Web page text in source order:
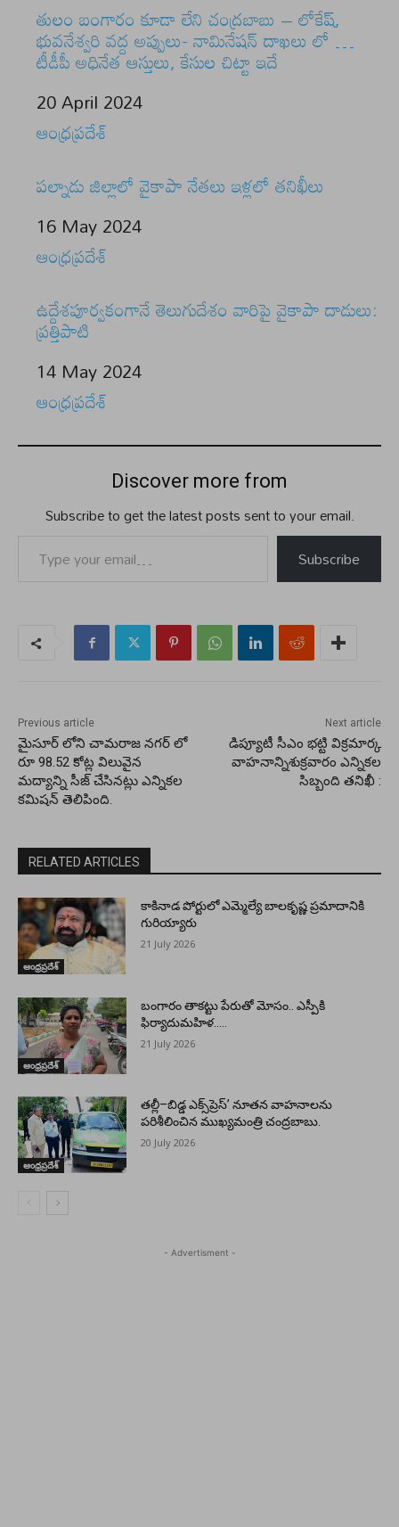
తులం బంగారం కూడా లేని చంద్రబాబు – లోకేష్‌,
భువనేశ్వరి వద్ద అప్పులు- నామినేషన్ దాఖలు లో …
టీడీపీ అధినేత ఆస్తులు, కేసుల చిట్టా ఇదే
Date
20 April 2024
In relation to
ఆంధ్రప్రదేశ్
పల్నాడు జిల్లాలో వైకాపా నేతలు ఇళ్లలో తనిఖీలు
Date
16 May 2024
In relation to
ఆంధ్రప్రదేశ్
ఉద్దేశపూర్వకంగానే తెలుగుదేశం వారిపై వైకాపా దాడులు:
ప్రత్తిపాటి
Date
14 May 2024
In relation to
ఆంధ్రప్రదేశ్
Discover more from
Subscribe to get the latest posts sent to your email.
Subscribe
Previous article
మైసూర్ లోని చామరాజ నగర్ లో
రూ 98.52 కోట్ల విలువైన
మద్యాన్ని సీజ్ చేసినట్లు ఎన్నికల
కమిషన్ తెలిపింది.
Next article
డిప్యూటీ సీఎం భట్టి విక్రమార్క
వాహనాన్నిశుక్రవారం ఎన్నికల
సిబ్బంది తనిఖీ :
RELATED ARTICLES
ఆంధ్రప్రదేశ్
కాకినాడ పోర్టులో ఎమ్మెల్యే బాలకృష్ణ ప్రమాదానికి
గురియ్యారు
21 July 2026
ఆంధ్రప్రదేశ్
బంగారం తాకట్టు పేరుతో మోసం.. ఎస్పీకి
ఫిర్యాదుమహిళ…..
21 July 2026
ఆంధ్రప్రదేశ్
తల్లీ–బిడ్డ ఎక్స్‌ప్రెస్’ నూతన వాహనాలను
పరిశీలించిన ముఖ్యమంత్రి చంద్రబాబు.
20 July 2026
- Advertisment -